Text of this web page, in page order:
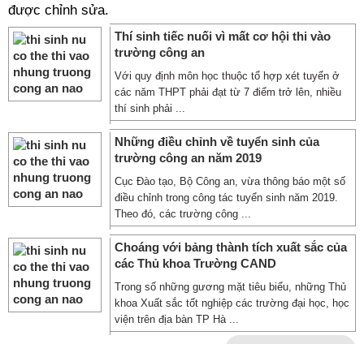
được chỉnh sửa.
Thí sinh tiếc nuối vì mất cơ hội thi vào
trường công an
Với quy định môn học thuộc tổ hợp xét tuyển ở
các năm THPT phải đạt từ 7 điểm trở lên, nhiều
thí sinh phải ...
Những điều chỉnh về tuyển sinh của
trường công an năm 2019
Cục Đào tạo, Bộ Công an, vừa thông báo một số
điều chỉnh trong công tác tuyển sinh năm 2019.
Theo đó, các trường công ...
Choáng với bảng thành tích xuất sắc của
các Thủ khoa Trường CAND
Trong số những gương mặt tiêu biểu, những Thủ
khoa Xuất sắc tốt nghiệp các trường đại học, học
viện trên địa bàn TP Hà ...